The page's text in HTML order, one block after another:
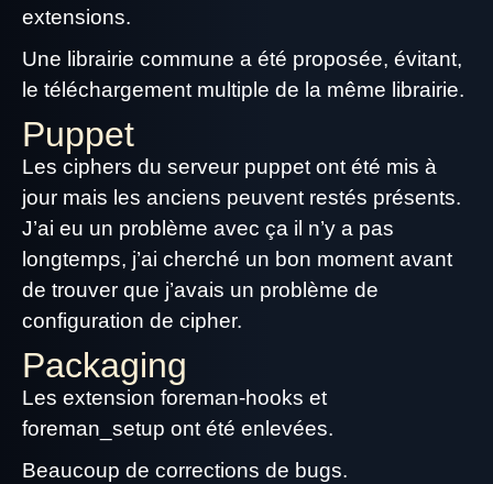
extensions.
Une librairie commune a été proposée, évitant,
le téléchargement multiple de la même librairie.
Puppet
Les ciphers du serveur puppet ont été mis à
jour mais les anciens peuvent restés présents.
J’ai eu un problème avec ça il n’y a pas
longtemps, j’ai cherché un bon moment avant
de trouver que j’avais un problème de
configuration de cipher.
Packaging
Les extension foreman-hooks et
foreman_setup ont été enlevées.
Beaucoup de corrections de bugs.